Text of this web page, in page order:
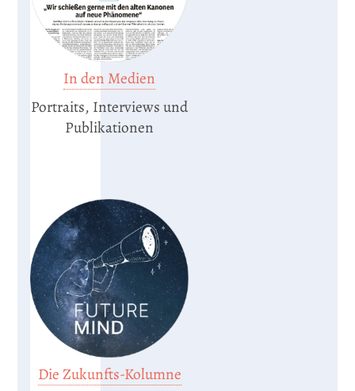
In den Medien
Portraits, Interviews und
Publikationen
Die Zukunfts-Kolumne